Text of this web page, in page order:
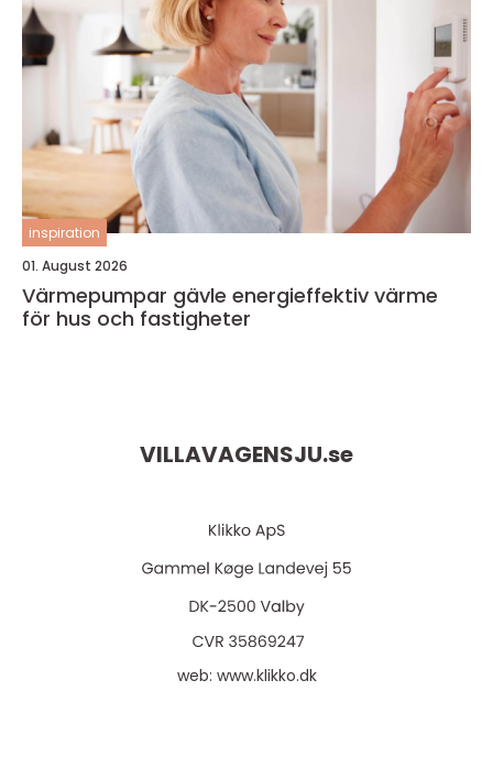
inspiration
01. August 2026
Värmepumpar gävle energieffektiv värme
för hus och fastigheter
VILLAVAGENSJU.se
web: www.klikko.dk